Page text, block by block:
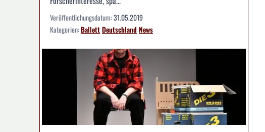
Veröffentlichungsdatum:31.05.2019
Kategorien:BallettDeutschlandNews